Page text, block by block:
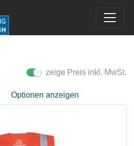
zeige Preis inkl. MwSt.
Optionen anzeigen